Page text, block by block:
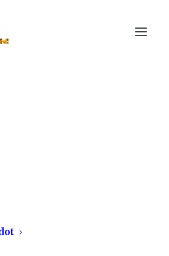
tuotteet
hoitaa yhdistyksen tai
vaatteet ja varusteet.
urheiluasuja tai
kokonaisuuden
Lisäksi
toteutuksen.